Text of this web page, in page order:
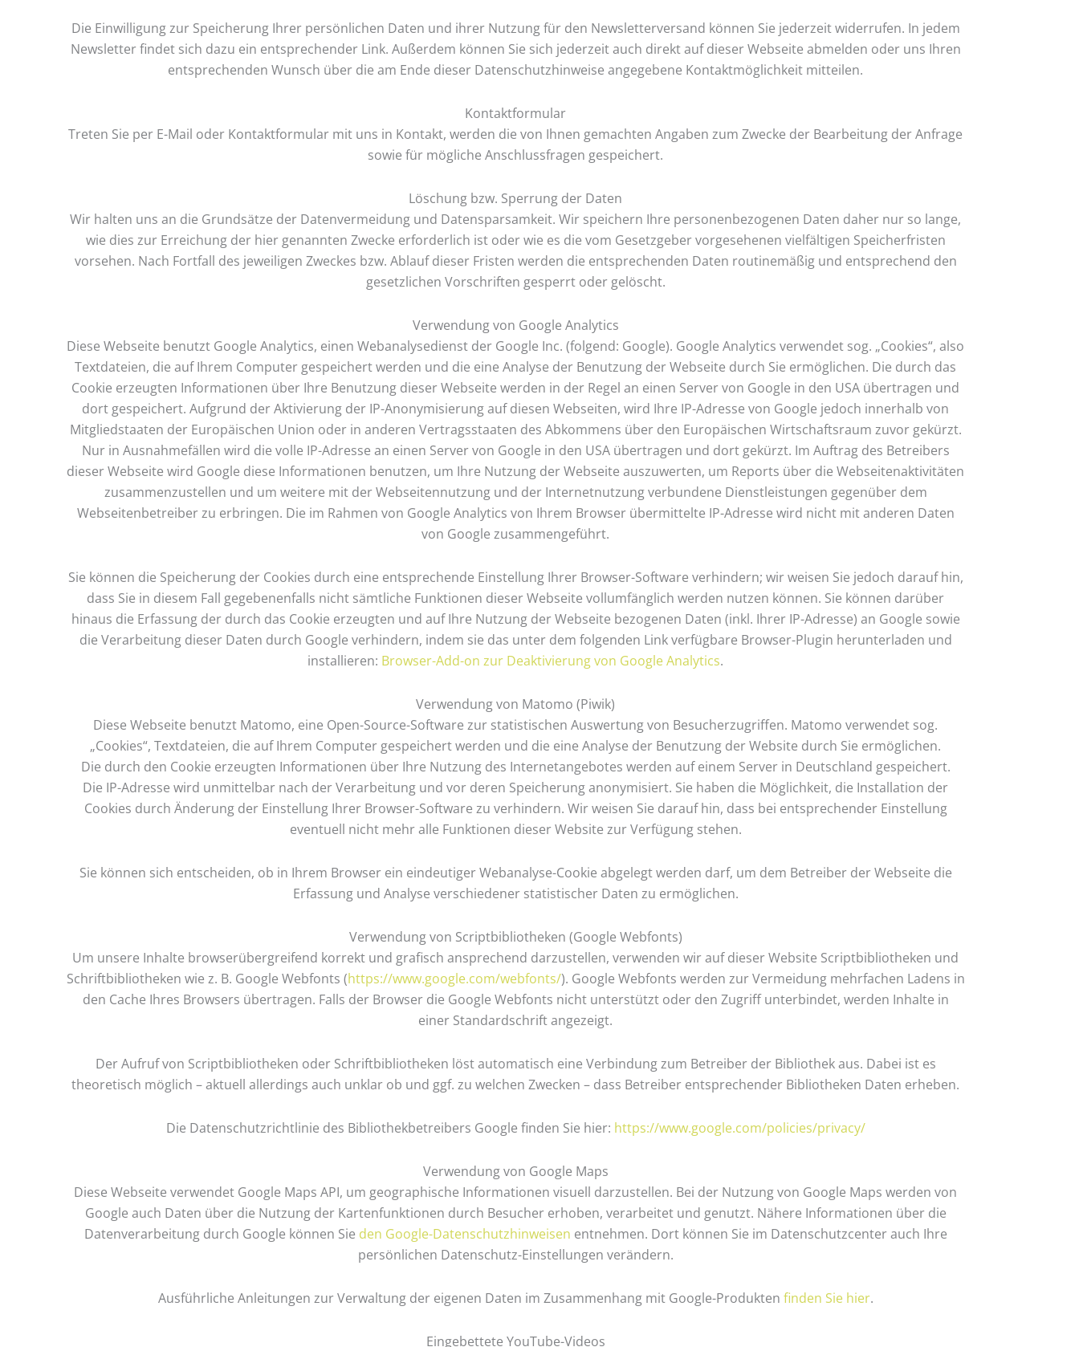
Die Einwilligung zur Speicherung Ihrer persönlichen Daten und ihrer Nutzung für den Newsletterversand können Sie jederzeit widerrufen. In jedem
Newsletter findet sich dazu ein entsprechender Link. Außerdem können Sie sich jederzeit auch direkt auf dieser Webseite abmelden oder uns Ihren
entsprechenden Wunsch über die am Ende dieser Datenschutzhinweise angegebene Kontaktmöglichkeit mitteilen.
Kontaktformular
Treten Sie per E-Mail oder Kontaktformular mit uns in Kontakt, werden die von Ihnen gemachten Angaben zum Zwecke der Bearbeitung der Anfrage
sowie für mögliche Anschlussfragen gespeichert.
Löschung bzw. Sperrung der Daten
Wir halten uns an die Grundsätze der Datenvermeidung und Datensparsamkeit. Wir speichern Ihre personenbezogenen Daten daher nur so lange,
wie dies zur Erreichung der hier genannten Zwecke erforderlich ist oder wie es die vom Gesetzgeber vorgesehenen vielfältigen Speicherfristen
vorsehen. Nach Fortfall des jeweiligen Zweckes bzw. Ablauf dieser Fristen werden die entsprechenden Daten routinemäßig und entsprechend den
gesetzlichen Vorschriften gesperrt oder gelöscht.
Verwendung von Google Analytics
Diese Webseite benutzt Google Analytics, einen Webanalysedienst der Google Inc. (folgend: Google). Google Analytics verwendet sog. „Cookies“, also
Textdateien, die auf Ihrem Computer gespeichert werden und die eine Analyse der Benutzung der Webseite durch Sie ermöglichen. Die durch das
Cookie erzeugten Informationen über Ihre Benutzung dieser Webseite werden in der Regel an einen Server von Google in den USA übertragen und
dort gespeichert. Aufgrund der Aktivierung der IP-Anonymisierung auf diesen Webseiten, wird Ihre IP-Adresse von Google jedoch innerhalb von
Mitgliedstaaten der Europäischen Union oder in anderen Vertragsstaaten des Abkommens über den Europäischen Wirtschaftsraum zuvor gekürzt.
Nur in Ausnahmefällen wird die volle IP-Adresse an einen Server von Google in den USA übertragen und dort gekürzt. Im Auftrag des Betreibers
dieser Webseite wird Google diese Informationen benutzen, um Ihre Nutzung der Webseite auszuwerten, um Reports über die Webseitenaktivitäten
zusammenzustellen und um weitere mit der Webseitennutzung und der Internetnutzung verbundene Dienstleistungen gegenüber dem
Webseitenbetreiber zu erbringen. Die im Rahmen von Google Analytics von Ihrem Browser übermittelte IP-Adresse wird nicht mit anderen Daten
von Google zusammengeführt.
Sie können die Speicherung der Cookies durch eine entsprechende Einstellung Ihrer Browser-Software verhindern; wir weisen Sie jedoch darauf hin,
dass Sie in diesem Fall gegebenenfalls nicht sämtliche Funktionen dieser Webseite vollumfänglich werden nutzen können. Sie können darüber
hinaus die Erfassung der durch das Cookie erzeugten und auf Ihre Nutzung der Webseite bezogenen Daten (inkl. Ihrer IP-Adresse) an Google sowie
die Verarbeitung dieser Daten durch Google verhindern, indem sie das unter dem folgenden Link verfügbare Browser-Plugin herunterladen und
installieren: Browser-Add-on zur Deaktivierung von Google Analytics.
Verwendung von Matomo (Piwik)
Diese Webseite benutzt Matomo, eine Open-Source-Software zur statistischen Auswertung von Besucherzugriffen. Matomo verwendet sog.
„Cookies“, Textdateien, die auf Ihrem Computer gespeichert werden und die eine Analyse der Benutzung der Website durch Sie ermöglichen.
Die durch den Cookie erzeugten Informationen über Ihre Nutzung des Internetangebotes werden auf einem Server in Deutschland gespeichert.
Die IP-Adresse wird unmittelbar nach der Verarbeitung und vor deren Speicherung anonymisiert. Sie haben die Möglichkeit, die Installation der
Cookies durch Änderung der Einstellung Ihrer Browser-Software zu verhindern. Wir weisen Sie darauf hin, dass bei entsprechender Einstellung
eventuell nicht mehr alle Funktionen dieser Website zur Verfügung stehen.
Sie können sich entscheiden, ob in Ihrem Browser ein eindeutiger Webanalyse-Cookie abgelegt werden darf, um dem Betreiber der Webseite die
Erfassung und Analyse verschiedener statistischer Daten zu ermöglichen.
Verwendung von Scriptbibliotheken (Google Webfonts)
Um unsere Inhalte browserübergreifend korrekt und grafisch ansprechend darzustellen, verwenden wir auf dieser Website Scriptbibliotheken und
Schriftbibliotheken wie z. B. Google Webfonts (https://www.google.com/webfonts/). Google Webfonts werden zur Vermeidung mehrfachen Ladens in
den Cache Ihres Browsers übertragen. Falls der Browser die Google Webfonts nicht unterstützt oder den Zugriff unterbindet, werden Inhalte in
einer Standardschrift angezeigt.
Der Aufruf von Scriptbibliotheken oder Schriftbibliotheken löst automatisch eine Verbindung zum Betreiber der Bibliothek aus. Dabei ist es
theoretisch möglich – aktuell allerdings auch unklar ob und ggf. zu welchen Zwecken – dass Betreiber entsprechender Bibliotheken Daten erheben.
Die Datenschutzrichtlinie des Bibliothekbetreibers Google finden Sie hier: https://www.google.com/policies/privacy/
Verwendung von Google Maps
Diese Webseite verwendet Google Maps API, um geographische Informationen visuell darzustellen. Bei der Nutzung von Google Maps werden von
Google auch Daten über die Nutzung der Kartenfunktionen durch Besucher erhoben, verarbeitet und genutzt. Nähere Informationen über die
Datenverarbeitung durch Google können Sie den Google-Datenschutzhinweisen entnehmen. Dort können Sie im Datenschutzcenter auch Ihre
persönlichen Datenschutz-Einstellungen verändern.
Ausführliche Anleitungen zur Verwaltung der eigenen Daten im Zusammenhang mit Google-Produkten finden Sie hier.
Eingebettete YouTube-Videos